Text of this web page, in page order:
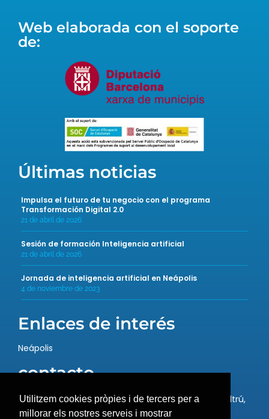
Utilitzem cookies pròpies i de tercers per a
millorar els nostres serveis i mostrar
Web elaborada con el soporte
de:
Últimas noticias
Impulsa el futuro de tu negocio con el programa
Transformación Digital 2.0
21 de abril de 2026
Sesión de formación Inteligencia artificial
21 de abril de 2026
Jornada de inteligencia artificial en Neápolis
4 de noviembre de 2023
Enlaces de interés
Neápolis
contacto
Rambla de la Exposición, 59, 08800 Vilanova i la Geltrú,
Barcelona